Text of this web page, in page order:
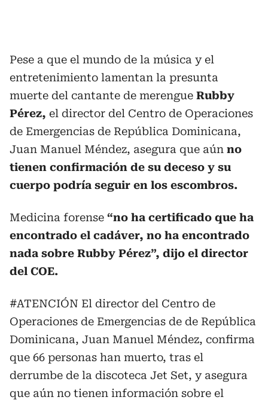
Pese a que el mundo de la música y el
entretenimiento lamentan la presunta
muerte del cantante de merengue Rubby
Pérez, el director del Centro de Operaciones
de Emergencias de República Dominicana,
Juan Manuel Méndez, asegura que aún no
tienen confirmación de su deceso y su
cuerpo podría seguir en los escombros.
Medicina forense “no ha certificado que ha
encontrado el cadáver, no ha encontrado
nada sobre Rubby Pérez”, dijo el director
del COE.
#ATENCIÓN El director del Centro de
Operaciones de Emergencias de de República
Dominicana, Juan Manuel Méndez, confirma
que 66 personas han muerto, tras el
derrumbe de la discoteca Jet Set, y asegura
que aún no tienen información sobre el